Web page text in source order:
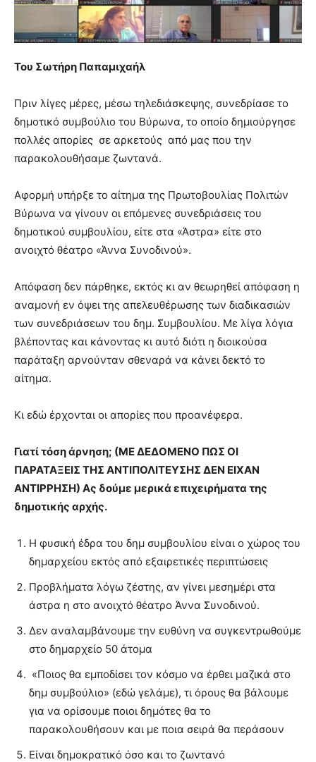
you
meaning
pain.
porn
Του Σωτήρη Παπαμιχαήλ
Πριν λίγες μέρες, μέσω τηλεδιάσκεψης, συνεδρίασε το
δημοτικό συμβούλιο του Βύρωνα, το οποίο δημιούργησε
πολλές απορίες σε αρκετούς από μας που την
παρακολουθήσαμε ζωντανά.
Αφορμή υπήρξε το αίτημα της Πρωτοβουλίας Πολιτών
Βύρωνα να γίνουν οι επόμενες συνεδριάσεις του
δημοτικού συμβουλίου, είτε στα «Άστρα» είτε στο
ανοιχτό θέατρο «Άννα Συνοδινού».
Απόφαση δεν πάρθηκε, εκτός κι αν θεωρηθεί απόφαση η
αναμονή εν όψει της απελευθέρωσης των διαδικασιών
των συνεδριάσεων του δημ. Συμβουλίου. Με λίγα λόγια
βλέποντας και κάνοντας κι αυτό διότι η διοικούσα
παράταξη αρνούνταν σθεναρά να κάνει δεκτό το
αίτημα.
Κι εδώ έρχονται οι απορίες που προανέφερα.
Γιατί τόση άρνηση; (ΜΕ ΔΕΔΟΜΕΝΟ ΠΩΣ ΟΙ
ΠΑΡΑΤΑΞΕΙΣ ΤΗΣ ΑΝΤΙΠΟΛΙΤΕΥΣΗΣ ΔΕΝ ΕΙΧΑΝ
ΑΝΤΙΡΡΗΣΗ) Ας δούμε μερικά επιχειρήματα της
δημοτικής αρχής.
Η φυσική έδρα του δημ συμβουλίου είναι ο χώρος του
δημαρχείου εκτός από εξαιρετικές περιπτώσεις
Προβλήματα λόγω ζέστης, αν γίνει μεσημέρι στα
άστρα η στο ανοιχτό θέατρο Άννα Συνοδινού.
Δεν αναλαμβάνουμε την ευθύνη να συγκεντρωθούμε
στο δημαρχείο 50 άτομα
«Ποιος θα εμποδίσει τον κόσμο να έρθει μαζικά στο
δημ συμβούλιο» (εδώ γελάμε), τι όρους θα βάλουμε
για να ορίσουμε ποιοι δημότες θα το
παρακολουθήσουν και με ποια σειρά θα περάσουν
Είναι δημοκρατικό όσο και το ζωντανό